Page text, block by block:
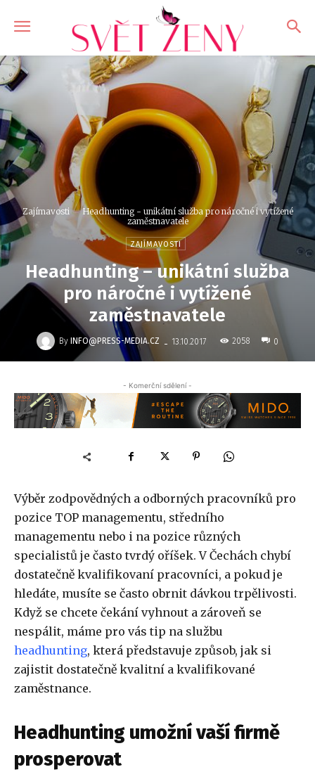
Zajímavosti
Headhunting - unikátní služba pro náročné i vytížené
zaměstnavatele
ZAJÍMAVOSTI
Headhunting – unikátní služba
pro náročné i vytížené
zaměstnavatele
By INFO@PRESS-MEDIA.CZ - 13.10.2017 2058 0
- Komerční sdělení -
Výběr zodpovědných a odborných pracovníků pro
pozice TOP managementu, středního
managementu nebo i na pozice různých
specialistů je často tvrdý oříšek. V Čechách chybí
dostatečně kvalifikovaní pracovníci, a pokud je
hledáte, musíte se často obrnit dávkou trpělivosti.
Když se chcete čekání vyhnout a zároveň se
nespálit, máme pro vás tip na službu
headhunting, která představuje způsob, jak si
zajistit dostatečně kvalitní a kvalifikované
zaměstnance.
Headhunting umožní vaší firmě
prosperovat